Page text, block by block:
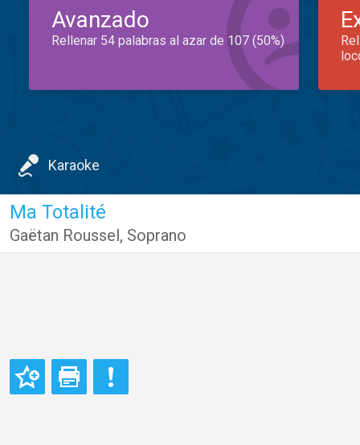
Avanzado
Rellenar 54 palabras al azar de 107 (50%)
Karaoke
Ma Totalité
Gaëtan Roussel, Soprano